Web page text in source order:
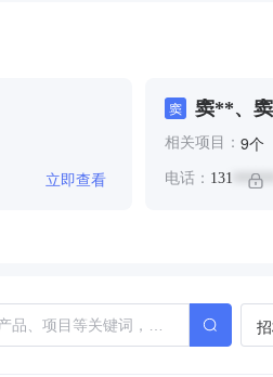
立即查看
窦 窦**、
相关项目： 9个
电话： 131